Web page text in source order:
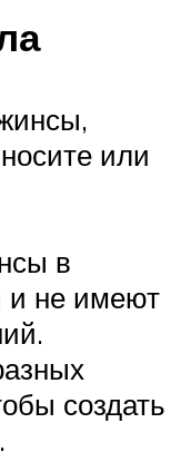
или
в
и не имеют
создать